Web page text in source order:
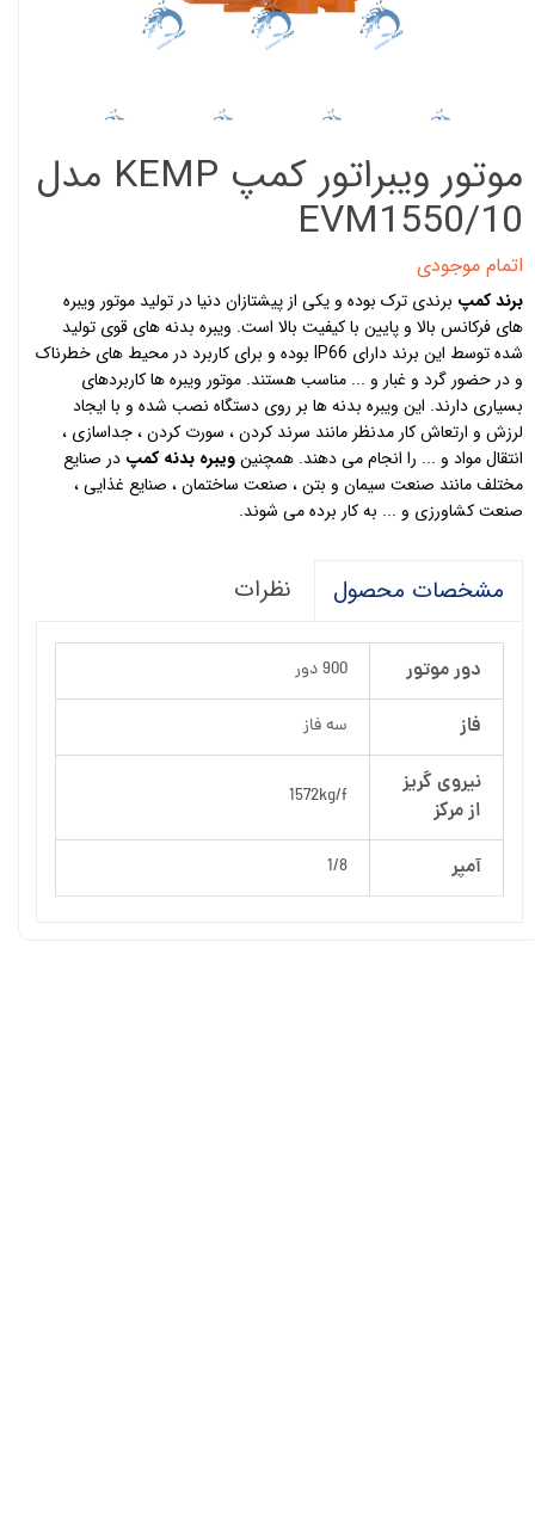
موتور ویبراتور کمپ KEMP مدل
EVM1550/10
اتمام موجودی
برند کمپ برندی ترک بوده و یکی از پیشتازان دنیا در تولید موتور ویبره
های فرکانس بالا و پایین با کیفیت بالا است. ویبره بدنه های قوی تولید
شده توسط این برند دارای IP66 بوده و برای کاربرد در محیط های خطرناک
و در حضور گرد و غبار و ... مناسب هستند. موتور ویبره ها کاربردهای
بسیاری دارند. این ویبره بدنه ها بر روی دستگاه نصب شده و با ایجاد
لرزش و ارتعاش کار مدنظر مانند سرند کردن ، سورت کردن ، جداسازی ،
انتقال مواد و ... را انجام می دهند. همچنینویبره بدنه کمپ در صنایع
مختلف مانند صنعت سیمان و بتن ، صنعت ساختمان ، صنایع غذایی ،
صنعت کشاورزی و ... به کار برده می شوند.
مشخصات محصول نظرات
دور موتور 900 دور
فاز سه فاز
نیروی گریز
از مرکز
1572kg/f
آمپر 1/8